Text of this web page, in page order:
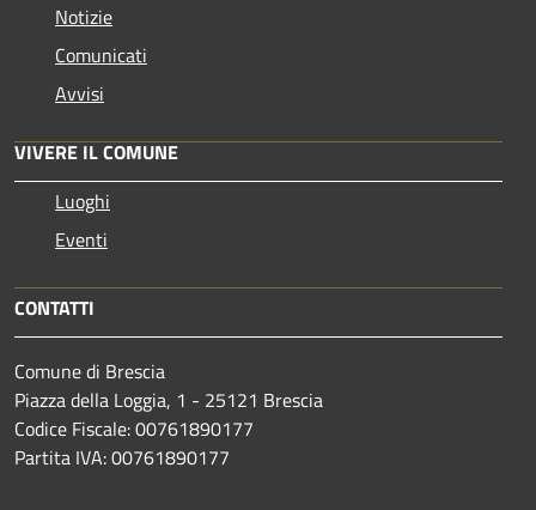
Notizie
Comunicati
Avvisi
VIVERE IL COMUNE
Luoghi
Eventi
CONTATTI
Comune di Brescia
Piazza della Loggia, 1 - 25121 Brescia
Codice Fiscale: 00761890177
Partita IVA: 00761890177